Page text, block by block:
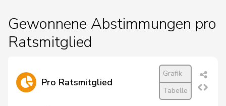
Gewonnene Abstimmungen pro
Ratsmitglied
Pro Ratsmitglied
Grafik
Tabelle